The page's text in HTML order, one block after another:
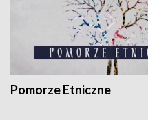
Pomorze Etniczne